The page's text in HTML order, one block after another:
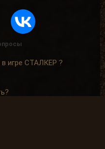
в игре СТАЛКЕР ?